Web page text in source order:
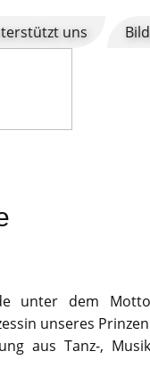
uns
unter dem
unseres
aus Tanz-,